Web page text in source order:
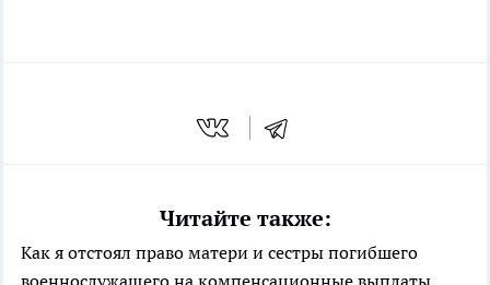
Читайте также:
Как я отстоял право матери и сестры погибшего